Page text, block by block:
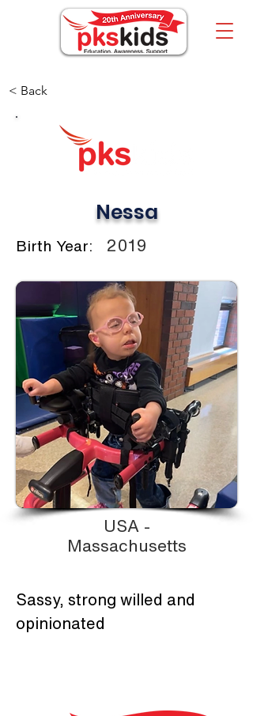
< Back
Nessa
Birth Year: 2019
USA -
Massachusetts
Sassy, strong willed and
opinionated